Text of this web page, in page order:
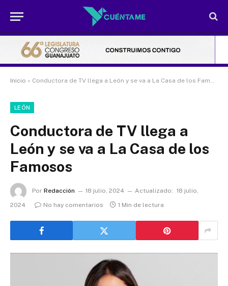
Inicio » Conductora de TV llega a León y se va a La Casa de los Famosos
LEÓN
Conductora de TV llega a
León y se va a La Casa de los
Famosos
Por Redacción 18 julio, 2024 Actualizado: 18 julio,
2024
No hay comentarios 1 Min de lectura